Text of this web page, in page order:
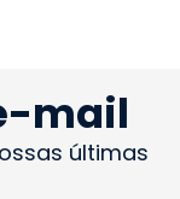
mail
últimas